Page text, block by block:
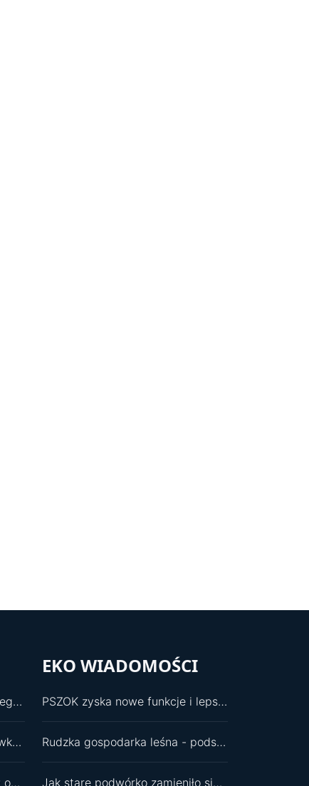
Wybór na wiceprzewodniczącego RM był dla mnie zaskoczeniem
Wolontariusze odmienili placówkę dla najmłodszych
Budżet i oświata zdominowały obrady
EKO WIADOMOŚCI
PSZOK zyska nowe funkcje i lepszą infrastrukturę
Rudzka gospodarka leśna - podsumowania i plany
Jak stare podwórko zamieniło się w zielony ekosystem?